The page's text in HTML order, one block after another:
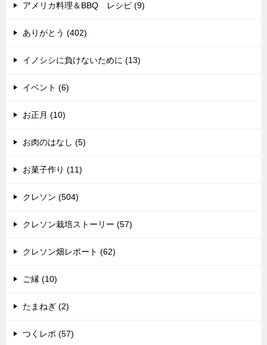
アメリカ料理＆BBQ レシピ (9)
ありがとう (402)
イノシシに負けないために (13)
イベント (6)
お正月 (10)
お肉のはなし (5)
お菓子作り (11)
クレソン (504)
クレソン栽培ストーリー (57)
クレソン畑レポート (62)
ご縁 (10)
たまねぎ (2)
つくレポ (57)